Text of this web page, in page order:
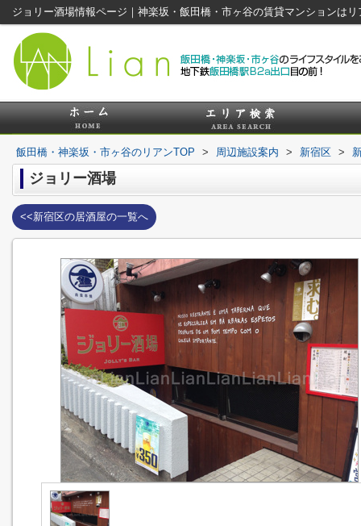
ジョリー酒場情報ページ｜神楽坂・飯田橋・市ヶ谷の賃貸マンションはリ
飯田橋・神楽坂・市ヶ谷のリアンTOP > 周辺施設案内 > 新宿区 >
ジョリー酒場
<<新宿区の居酒屋の一覧へ